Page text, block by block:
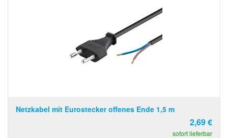
Netzkabel mit Eurostecker offenes Ende 1,5 m
2,69 €
sofort lieferbar